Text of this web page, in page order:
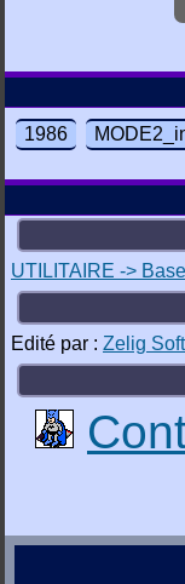
1986
UTILITAIRE ->
Edité par : Zelig